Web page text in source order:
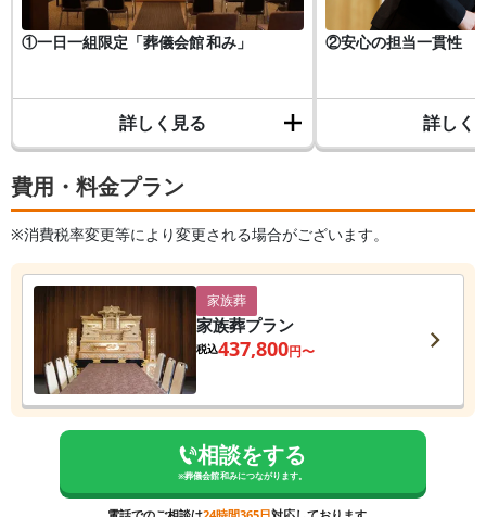
費用・料金プラン
※消費税率変更等により変更される場合がございます。
家族葬
家族葬プラン
税込437,800円〜
相談をする
※葬儀会館 和みにつながります。
①一日一組限定「葬儀会館 和み」
詳しく見る
②安心の担当一貫性
詳しく